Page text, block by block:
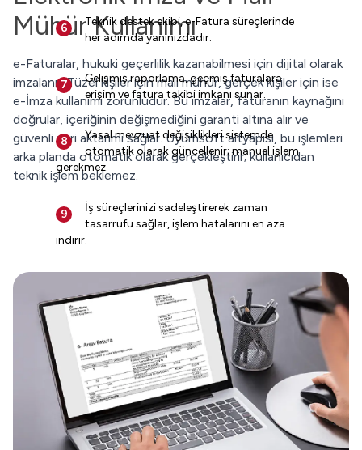
6
Teknik destek ekibi, e-Fatura süreçlerinde
her adımda yanınızdadır.
7
Gelişmiş raporlama, geçmiş faturalara
erişim ve fatura takibi imkanı sunar.
8
Yasal mevzuat değişiklikleri sistemde
otomatik olarak güncellenir; manuel işlem
gerekmez.
9
İş süreçlerinizi sadeleştirerek zaman
tasarrufu sağlar, işlem hatalarını en aza
indirir.
Uyumsoft’un yüksek güvenlik standartları
ile verileriniz koruma altındadır.
Mühür Kullanımı
e-Faturalar, hukuki geçerlilik kazanabilmesi için dijital olarak
imzalanır. Tüzel kişiler için mali mühür, gerçek kişiler için ise
e-İmza kullanımı zorunludur. Bu imzalar, faturanın kaynağını
doğrular, içeriğinin değişmediğini garanti altına alır ve
güvenli veri aktarımı sağlar. Uyumsoft altyapısı, bu işlemleri
arka planda otomatik olarak gerçekleştirir; kullanıcıdan
teknik işlem beklemez.